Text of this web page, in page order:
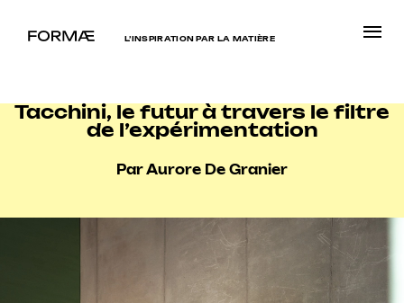
L’INSPIRATION PAR LA MATIÈRE
Tacchini, le futur à travers le filtre
de l’expérimentation
Par Aurore De Granier